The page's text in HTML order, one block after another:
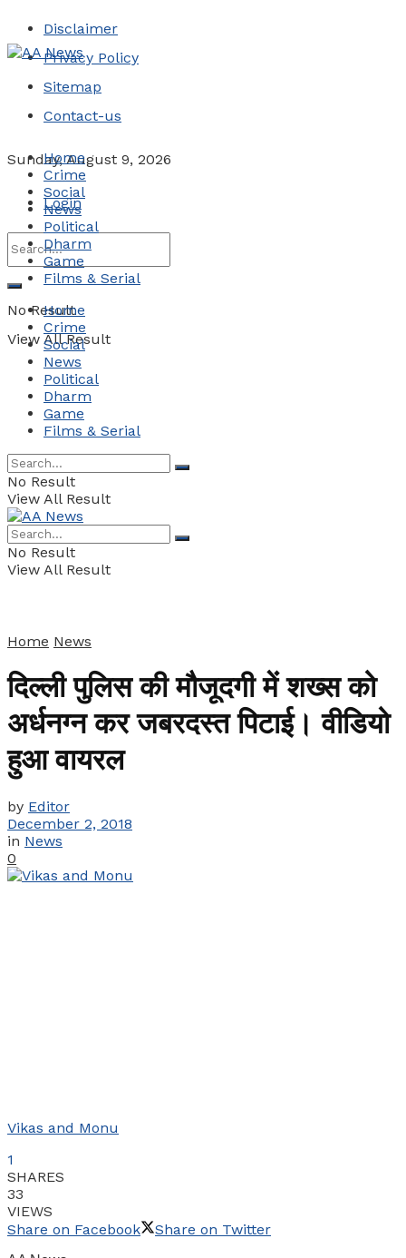
Disclaimer
Privacy Policy
Sitemap
Contact-us
Sunday, August 9, 2026
Login
No Result
View All Result
Home
Crime
Social
News
Political
Dharm
Game
Films & Serial
Home
Crime
Social
News
Political
Dharm
Game
Films & Serial
No Result
View All Result
No Result
View All Result
Home News
दिल्ली पुलिस की मौजूदगी में शख्स को
अर्धनग्न कर जबरदस्त पिटाई। वीडियो
हुआ वायरल
by Editor
December 2, 2018
in News
0
Vikas and Monu
1
SHARES
33
VIEWS
Share on Facebook
Share on Twitter